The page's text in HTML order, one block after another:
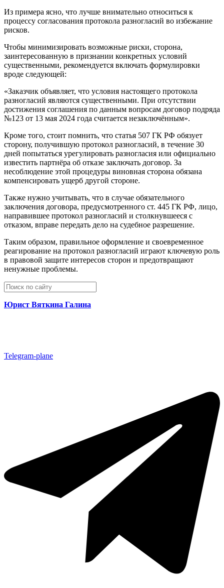
Из примера ясно, что лучше внимательно относиться к
процессу согласования протокола разногласий во избежание
рисков.
Чтобы минимизировать возможные риски, сторона,
заинтересованную в признании конкретных условий
существенными, рекомендуется включать формулировки
вроде следующей:
«Заказчик объявляет, что условия настоящего протокола
разногласий являются существенными. При отсутствии
достижения соглашения по данным вопросам договор подряда
№123 от 13 мая 2024 года считается незаключённым».
Кроме того, стоит помнить, что статья 507 ГК РФ обязует
сторону, получившую протокол разногласий, в течение 30
дней попытаться урегулировать разногласия или официально
известить партнёра об отказе заключать договор. За
несоблюдение этой процедуры виновная сторона обязана
компенсировать ущерб другой стороне.
Также нужно учитывать, что в случае обязательного
заключения договора, предусмотренного ст. 445 ГК РФ, лицо,
направившее протокол разногласий и столкнувшееся с
отказом, вправе передать дело на судебное разрешение.
Таким образом, правильное оформление и своевременное
реагирование на протокол разногласий играют ключевую роль
в правовой защите интересов сторон и предотвращают
ненужные проблемы.
Юрист Вяткина Галина
Telegram-plane